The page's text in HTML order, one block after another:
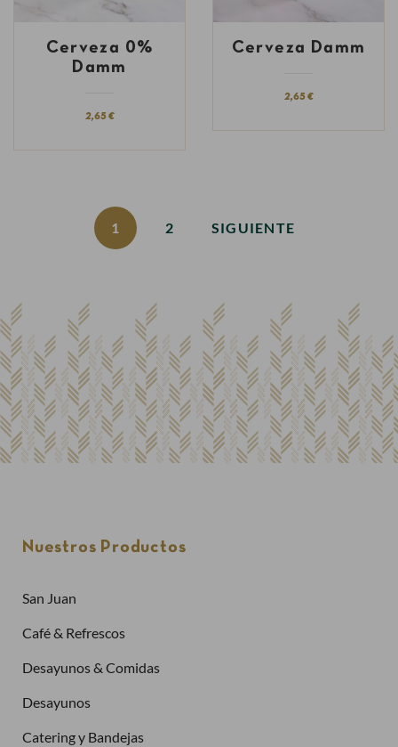
Cerveza 0%
Damm
2,65 €
Cerveza Damm
2,65 €
1 2 SIGUIENTE
Nuestros Productos
San Juan
Café & Refrescos
Desayunos & Comidas
Desayunos
Catering y Bandejas